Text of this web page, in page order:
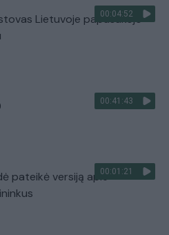
00:04:52
Lietuvoje papasakojo
00:41:43
00:01:21
pateikė versiją apie